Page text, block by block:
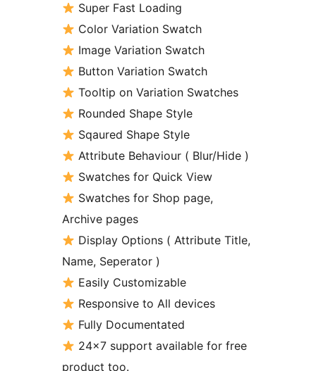
Super Fast Loading
Color Variation Swatch
Image Variation Swatch
Button Variation Swatch
Tooltip on Variation Swatches
Rounded Shape Style
Sqaured Shape Style
Attribute Behaviour ( Blur/Hide )
Swatches for Quick View
Swatches for Shop page,
Archive pages
Display Options ( Attribute Title,
Name, Seperator )
Easily Customizable
Responsive to All devices
Fully Documentated
24×7 support available for free
product too.